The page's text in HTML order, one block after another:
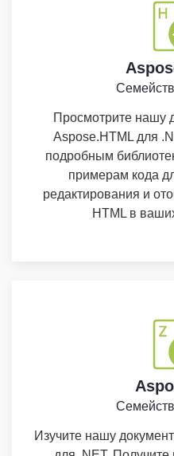
Просмотрите нашу
Aspose.HTML для
подробным
примерам кода
редактирования и
HTML в
Изучите нашу